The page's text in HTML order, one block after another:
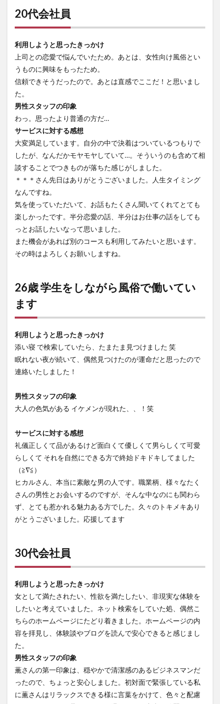
20代会社員
利用しようと思ったきっかけ
上司との恋愛で悩んでいたため。あとは、女性向け風俗とい
うものに興味をもったため。
信頼できそうだったので。あとは直感でここだ！と思いまし
た。
男性スタッフの印象
わっ。思ったより普通の方だ…
サービスに対する感想
大変満足しています。自分の中で決着はついているつもりで
したが、なんだかモヤモヤしていて…。そういうのも含めて相
談することでつきものが落ちた感じがしました。
＊＊＊さん先日はありがとうございました。人生タイミング
なんですね。
気を使っていただいて、お話もたくさん聞いてくれてとても
楽しかったです。半分恋愛の話、半分はお仕事の話をしても
っとお話したいなって思いました。
また機会があれば別のコースも利用してみたいと思います。
その時はよろしくお願いしますね。
26歳 学生をしながら風俗で働いてい
ます
利用しようと思ったきっかけ
添い寝 で検索していたら、たまたま見つけました 笑
眠れない夜が続いて、偶然見つけたのが運命だと思ったので
連絡いたしました！
男性スタッフの印象
大人の色気がある イケメンが現れた、、！笑
サービスに対する感想
礼儀正しくて品があるけど面白くて優しくて男らしくて可愛
らしくて それを自然にできる方で終始ドキドキしてました
（≧∇≦）
ヒカルさん、本当に素敵な男の人です。職業柄、様々なたく
さんの男性とお会いするのですが、そんな中なのにも関わら
ず、とても惹かれる魅力ある方でした。久々のトキメキあり
がとうございました。応援してます
30代会社員
利用しようと思ったきっかけ
女として満たされたい、性欲を満たしたい、非現実な体験を
したいと考えていました。ネット検索をしていた処、偶然こ
ちらのホームページにたどり着きました。ホームページの内
容を拝見し、体験談やブログを読んで安心できると感じまし
た。
男性スタッフの印象
薫さんの第一印象は、穏やかで清潔感のあるビジネスマンだ
ったので、ちょっと安心しました。初対面で緊張している私
に薫さんはリラックスできる様に言葉をかけて、色々と配慮